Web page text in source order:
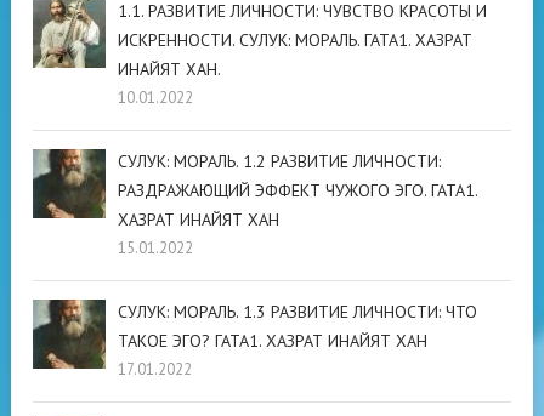
1.1. РАЗВИТИЕ ЛИЧНОСТИ: ЧУВСТВО КРАСОТЫ И
ИСКРЕННОСТИ. СУЛУК: МОРАЛЬ. ГАТА1. ХАЗРАТ
ИНАЙЯТ ХАН.
10.01.2022
СУЛУК: МОРАЛЬ. 1.2 РАЗВИТИЕ ЛИЧНОСТИ:
РАЗДРАЖАЮЩИЙ ЭФФЕКТ ЧУЖОГО ЭГО. ГАТА1.
ХАЗРАТ ИНАЙЯТ ХАН
15.01.2022
СУЛУК: МОРАЛЬ. 1.3 РАЗВИТИЕ ЛИЧНОСТИ: ЧТО
ТАКОЕ ЭГО? ГАТА1. ХАЗРАТ ИНАЙЯТ ХАН
17.01.2022